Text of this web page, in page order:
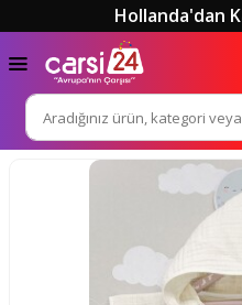
Hollanda'dan